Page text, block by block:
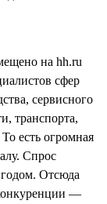
на hh.ru
сфер
сервисного
транспорта,
есть огромная
Спрос
Отсюда
—